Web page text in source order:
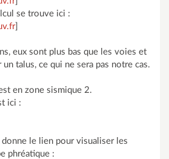
se trouve ici :
]
eux sont plus bas que les voies et
talus, ce qui ne sera pas notre cas.
en zone sismique 2.
ici :
le lien pour visualiser les
phréatique :